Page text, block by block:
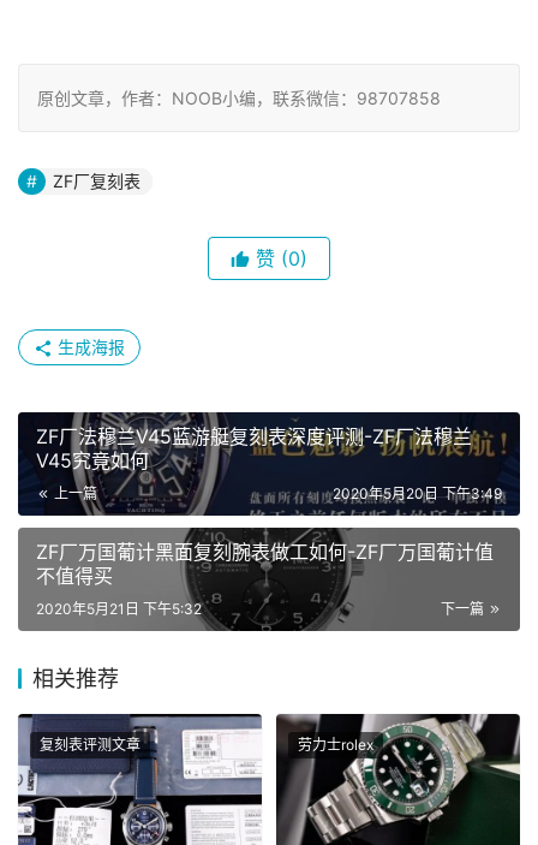
原创文章，作者：NOOB小编，联系微信：98707858
ZF厂复刻表
赞 (0)
生成海报
ZF厂法穆兰V45蓝游艇复刻表深度评测-ZF厂法穆兰
V45究竟如何
上一篇 2020年5月20日 下午3:49
ZF厂万国葡计黑面复刻腕表做工如何-ZF厂万国葡计值
不值得买
下一篇
2020年5月21日 下午5:32
相关推荐
复刻表评测文章 劳力士rolex